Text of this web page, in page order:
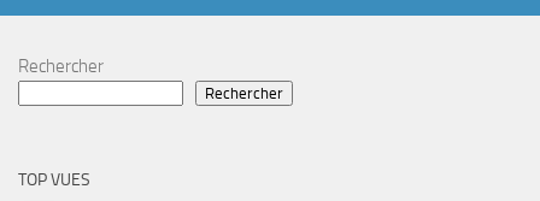
Rechercher
Rechercher
TOP VUES